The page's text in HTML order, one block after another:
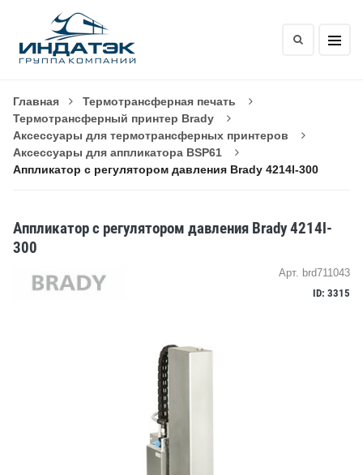
Главная
Термотрансферная печать
Термотрансферный принтер Brady
Аксессуары для термотрансферных принтеров
Аксессуары для аппликатора BSP61
Аппликатор с регулятором давления Brady 4214l-300
Аппликатор с регулятором давления Brady 4214l-
300
Арт. brd711043
ID: 3315